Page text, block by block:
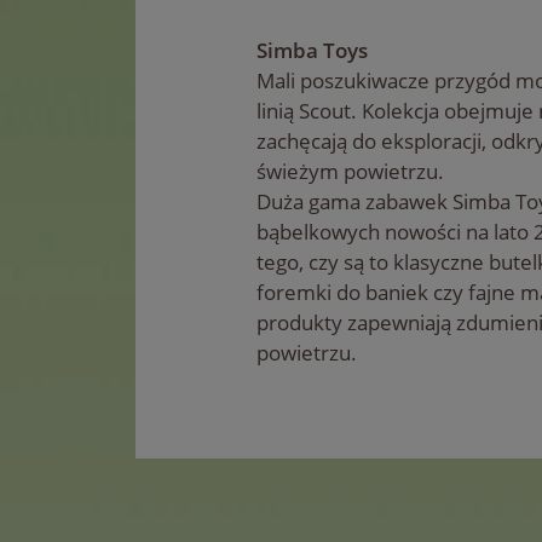
Simba Toys
Mali poszukiwacze przygód
linią Scout. Kolekcja
zachęcają do eksploracji,
świeżym powietrzu.
Duża gama zabawek Simba
bąbelkowych nowości na lato
tego, czy są to klasyczne
foremki do baniek czy fajne
produkty zapewniają
powietrzu.